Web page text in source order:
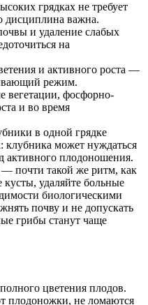
грядках не требует
дисциплина важна.
и удаление слабых
на
и активного роста —
режим.
вегетации, фосфорно-
и во время
в одной грядке
клубника может нуждаться
активного плодоношения.
— почти такой же ритм, как
кусты, удаляйте больные
биологическими
почву и не допускать
грибы станут чаще
цветения плодов.
плодоножки, не ломаются